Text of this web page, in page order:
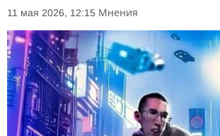
11 мая 2026, 12:15 Мнения